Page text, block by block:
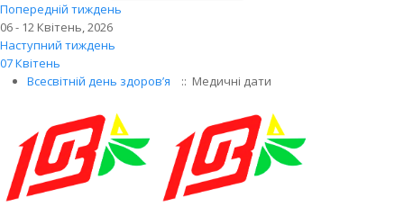
Попередній тиждень
06 - 12 Квітень, 2026
Наступний тиждень
07 Квітень
Всесвітній день здоров’я
:: Медичні дати